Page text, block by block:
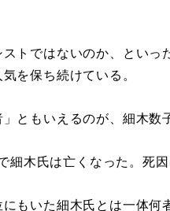
トではないのか、といっ
を保ち続けている。
ともいえるのが、細木数
木氏は亡くなった。死因
もいた細木氏とは一体何